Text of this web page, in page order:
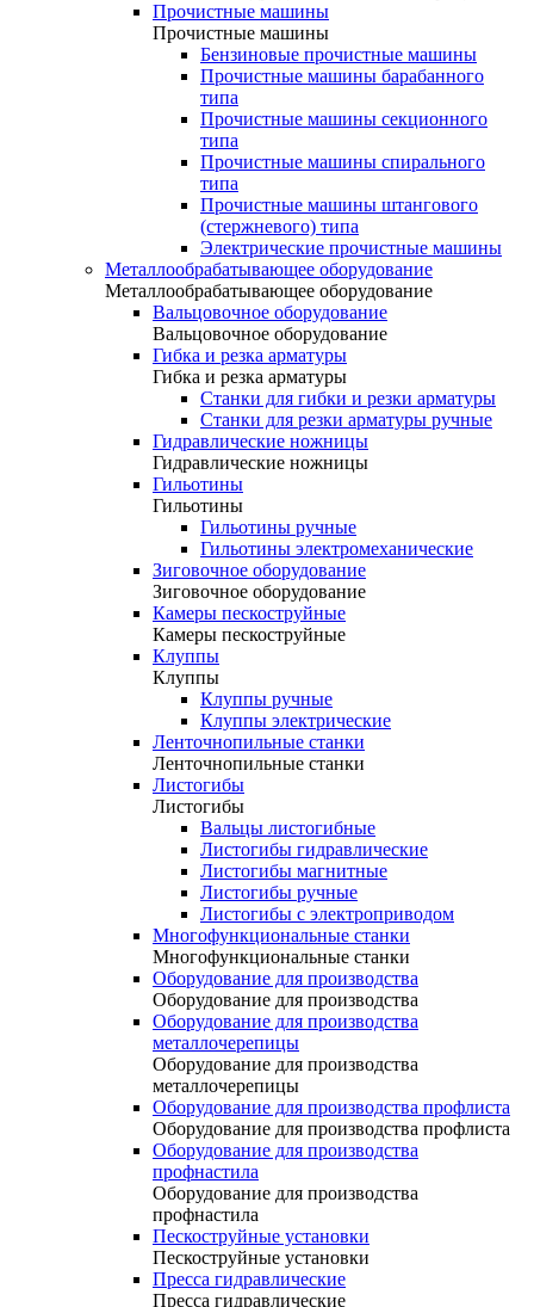
Прочистные машины
Прочистные машины
Бензиновые прочистные машины
Прочистные машины барабанного
типа
Прочистные машины секционного
типа
Прочистные машины спирального
типа
Прочистные машины штангового
(стержневого) типа
Электрические прочистные машины
Металлообрабатывающее оборудование
Металлообрабатывающее оборудование
Вальцовочное оборудование
Вальцовочное оборудование
Гибка и резка арматуры
Гибка и резка арматуры
Станки для гибки и резки арматуры
Станки для резки арматуры ручные
Гидравлические ножницы
Гидравлические ножницы
Гильотины
Гильотины
Гильотины ручные
Гильотины электромеханические
Зиговочное оборудование
Зиговочное оборудование
Камеры пескоструйные
Камеры пескоструйные
Клуппы
Клуппы
Клуппы ручные
Клуппы электрические
Ленточнопильные станки
Ленточнопильные станки
Листогибы
Листогибы
Вальцы листогибные
Листогибы гидравлические
Листогибы магнитные
Листогибы ручные
Листогибы с электроприводом
Многофункциональные станки
Многофункциональные станки
Оборудование для производства
Оборудование для производства
Оборудование для производства
металлочерепицы
Оборудование для производства
металлочерепицы
Оборудование для производства профлиста
Оборудование для производства профлиста
Оборудование для производства
профнастила
Оборудование для производства
профнастила
Пескоструйные установки
Пескоструйные установки
Пресса гидравлические
Пресса гидравлические